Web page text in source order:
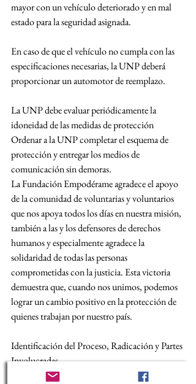
mayor con un vehículo deteriorado y en mal
estado para la seguridad asignada.
En caso de que el vehículo no cumpla con las
especificaciones necesarias, la UNP deberá
proporcionar un automotor de reemplazo.
La UNP debe evaluar periódicamente la
idoneidad de las medidas de protección
Ordenar a la UNP completar el esquema de
protección y entregar los medios de
comunicación sin demoras.
La Fundación Empodérame agradece el apoyo
de la comunidad de voluntarias y voluntarios
que nos apoya todos los días en nuestra misión,
también a las y los defensores de derechos
humanos y especialmente agradece la
solidaridad de todas las personas
comprometidas con la justicia. Esta victoria
demuestra que, cuando nos unimos, podemos
lograr un cambio positivo en la protección de
quienes trabajan por nuestro país.
Identificación del Proceso, Radicación y Partes
Involucradas
Medio de control: Tutela – Impugnación